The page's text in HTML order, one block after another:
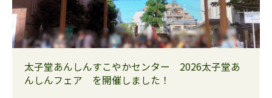
太子堂あんしんすこやかセンター 2026太子堂あ
んしんフェア を開催しました！